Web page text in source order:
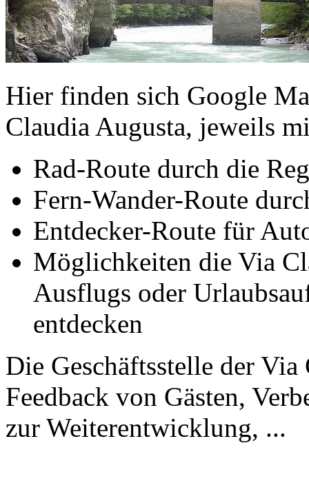
Hier finden sich Google
Claudia Augusta, jeweils
Rad-Route durch die
Fern-Wander-Route
Entdecker-Route für
Möglichkeiten die Via
Ausflugs oder
entdecken
Die Geschäftsstelle der
Feedback von Gästen,
zur Weiterentwicklung, ...